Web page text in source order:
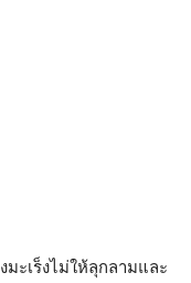
ะเร็งไม่ให้ลุกลามและ